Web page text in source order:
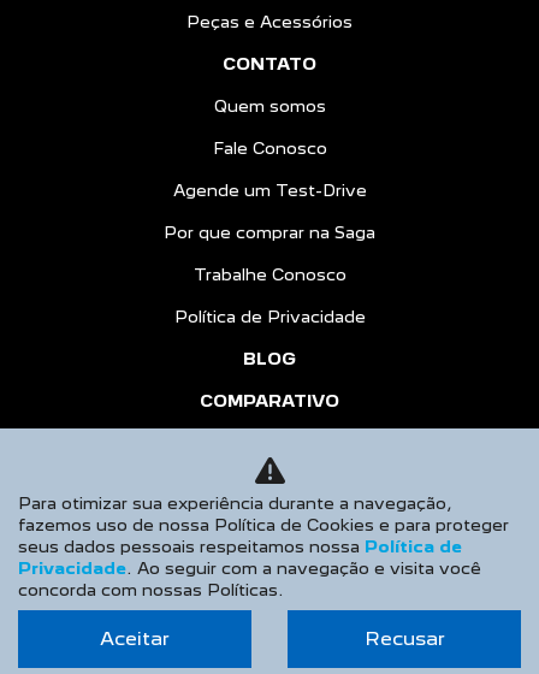
Peças e Acessórios
CONTATO
Quem somos
Fale Conosco
Agende um Test-Drive
Por que comprar na Saga
Trabalhe Conosco
Política de Privacidade
BLOG
COMPARATIVO
AGENDE UM TEST DRIVE
Desacelere. Seu bem maior é a vida.
Para otimizar sua experiência durante a navegação,
fazemos uso de nossa Política de Cookies e para proteger
seus dados pessoais respeitamos nossa Política de
Privacidade. Ao seguir com a navegação e visita você
concorda com nossas Políticas.
Aceitar Recusar